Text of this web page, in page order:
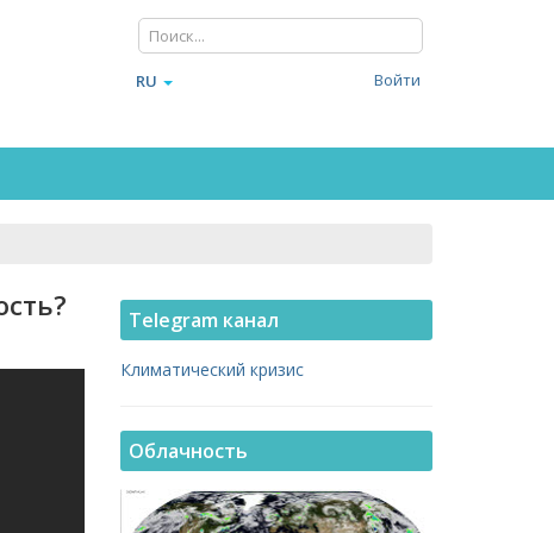
RU Войти
Telegram канал
Климатический кризис
Облачность